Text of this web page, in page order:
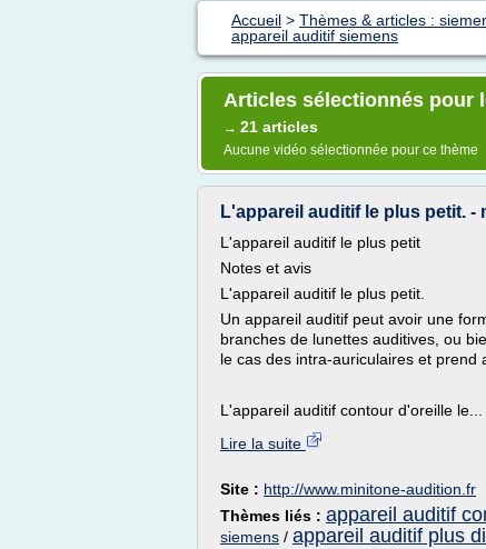
Accueil > Thèmes & articles :
appareil auditif siemens
Articles sélectionnés pour
→ 21 articles
Aucune vidéo sélectionnée pour ce thème
L'appareil auditif le plus petit. -
L'appareil auditif le plus petit
Notes et avis
L'appareil auditif le plus petit.
Un appareil auditif peut avoir une
branches de lunettes auditives, ou
le cas des intra-auriculaires et prend
L'appareil auditif contour d'oreille le...
Lire la suite
Site : http://www.minitone-audition.fr
Thèmes liés : appareil auditif
siemens / appareil auditif plus